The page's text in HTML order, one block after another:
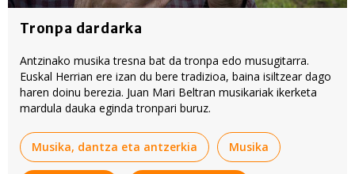
Tronpa dardarka
Antzinako musika tresna bat da tronpa edo musugitarra.
Euskal Herrian ere izan du bere tradizioa, baina isiltzear dago
haren doinu berezia. Juan Mari Beltran musikariak ikerketa
mardula dauka eginda tronpari buruz.
Musika, dantza eta antzerkia Musika